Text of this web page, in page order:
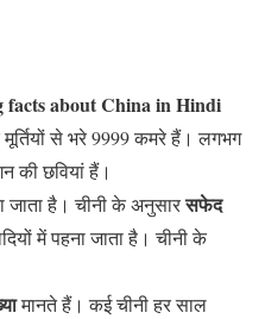
facts about China in Hindi
से भरे 9999 कमरे हैं। लगभग
की छवियां हैं।
जाता है। चीनी के अनुसारसफेद
में पहना जाता है। चीनी के
मानते हैं। कई चीनी हर साल